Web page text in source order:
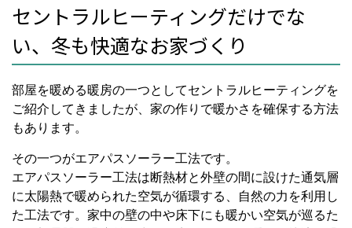
セントラルヒーティングだけでな
い、冬も快適なお家づくり
部屋を暖める暖房の一つとしてセントラルヒーティングを
ご紹介してきましたが、家の作りで暖かさを確保する方法
もあります。
その一つがエアパスソーラー工法です。
エアパスソーラー工法は断熱材と外壁の間に設けた通気層
に太陽熱で暖められた空気が循環する、自然の力を利用し
た工法です。家中の壁の中や床下にも暖かい空気が巡るた